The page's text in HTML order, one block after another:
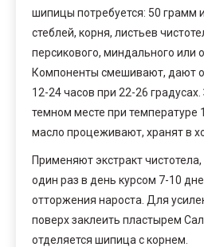
шипицы потребуется: 50 грамм
стеблей, корня, листьев
персикового, миндального или
Компоненты смешивают, дают
12-24 часов при 22-26
темном месте при температуре
масло процеживают, хранят в
Применяют экстракт
один раз в день курсом 7-10
отторжения нароста. Для
поверх заклеить пластырем
отделяется шипица с корнем.